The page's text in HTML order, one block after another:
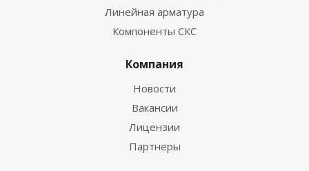
Линейная арматура
Компоненты СКС
Компания
Новости
Вакансии
Лицензии
Партнеры